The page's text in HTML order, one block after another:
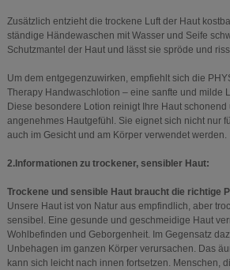
Zusätzlich entzieht die trockene Luft der Haut
ständige Händewaschen mit Wasser und Seife
Schutzmantel der Haut und lässt sie spröde und
Um dem entgegenzuwirken, empfiehlt sich die
Therapy Handwaschlotion – eine sanfte und milde
Diese besondere Lotion reinigt Ihre Haut
angenehmes Hautgefühl. Sie eignet sich nicht nur
auch im Gesicht und am Körper verwendet werden.
2.Informationen zu trockener, sensibler Haut:
Trockene und sensible Haut braucht die richtige
Unsere Haut ist von Natur aus empfindlich, aber
sensibel. Eine gesunde und geschmeidige Haut
Wohlbefinden und Geborgenheit. Im Gegensatz
Unbehagen im ganzen Körper verursachen. Das
kann sich leicht nach innen fortsetzen. Menschen,